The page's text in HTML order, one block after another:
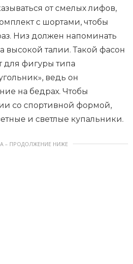
от смелых лифов,
с шортами, чтобы
Низ должен напоминать
высокой талии. Такой фасон
для фигуры типа
ведь он
на бедрах. Чтобы
со спортивной формой,
и светлые купальники.
– ПРОДОЛЖЕНИЕ НИЖЕ